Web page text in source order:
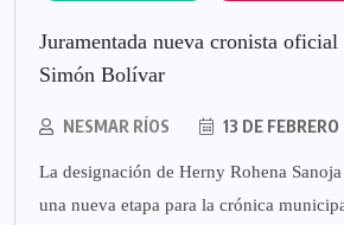
Juramentada nueva cronista
Simón Bolívar
NESMAR RÍOS 13 DE
La designación de Herny Rohena
una nueva etapa para la crónica